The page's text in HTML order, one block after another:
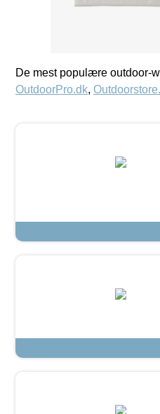
De mest populære outdoor-
OutdoorPro.dk,